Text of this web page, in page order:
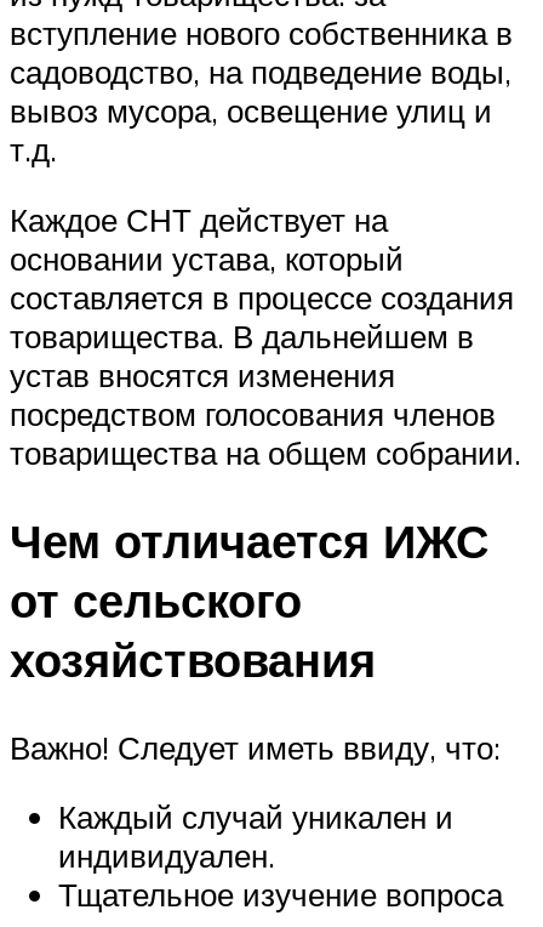
вступление нового собственника в
садоводство, на подведение воды,
вывоз мусора, освещение улиц и
т.д.
Каждое СНТ действует на
основании устава, который
составляется в процессе создания
товарищества. В дальнейшем в
устав вносятся изменения
посредством голосования членов
товарищества на общем собрании.
Чем отличается ИЖС
от сельского
хозяйствования
Важно! Следует иметь ввиду, что:
Каждый случай уникален и
индивидуален.
Тщательное изучение вопроса